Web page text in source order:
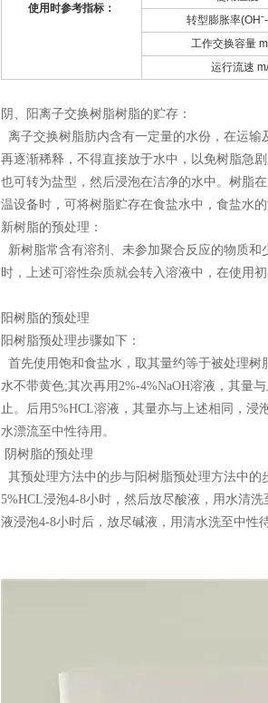
使用时参考指标：
转型膨胀率
工作交换容量
运行流速
阴、阳离子交换树脂树脂的贮存：
离子交换树脂肪内含有一定量的水份，在运
再逐渐稀释，不得直接放于水中，以免树脂急
也可转为盐型，然后浸泡在洁净的水中。树脂
温设备时，可将树脂贮存在食盐水中，食盐水的
新树脂的预处理：
新树脂常含有溶剂、未参加聚合反应的物质
时，上述可溶性杂质就会转入溶液中，在使用
阳树脂的预处理
阳树脂预处理步骤如下：
首先使用饱和食盐水，取其量约等于被处理
水不带黄色;其次再用2%-4%NaOH溶液，其量
止。后用5%HCL溶液，其量亦与上述相同，浸
水漂流至中性待用。
阴树脂的预处理
其预处理方法中的步与阳树脂预处理方法中的
5%HCL浸泡4-8小时，然后放尽酸液，用水清洗
液浸泡4-8小时后，放尽碱液，用清水洗至中性待